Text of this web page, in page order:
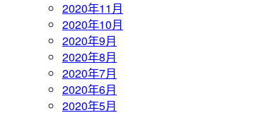
2020年11月
2020年10月
2020年9月
2020年8月
2020年7月
2020年6月
2020年5月